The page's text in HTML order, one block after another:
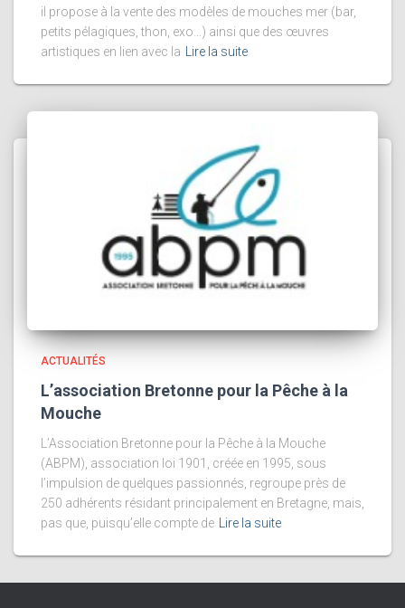
il propose à la vente des modèles de mouches mer (bar,
petits pélagiques, thon, exo…) ainsi que des œuvres
artistiques en lien avec la
Lire la suite
ACTUALITÉS
L’association Bretonne pour la Pêche à la
Mouche
L’Association Bretonne pour la Pêche à la Mouche
(ABPM), association loi 1901, créée en 1995, sous
l’impulsion de quelques passionnés, regroupe près de
250 adhérents résidant principalement en Bretagne, mais,
pas que, puisqu’elle compte de Lire la suite